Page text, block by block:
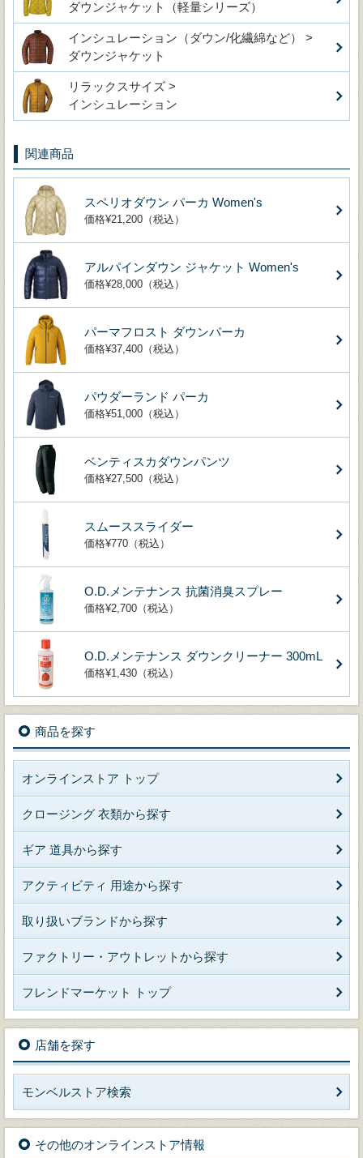
ダウンジャケット（軽量シリーズ）
インシュレーション（ダウン/化繊綿など） >
ダウンジャケット
リラックスサイズ >
インシュレーション
関連商品
スペリオダウン パーカ Women's
価格¥21,200（税込）
アルパインダウン ジャケット Women's
価格¥28,000（税込）
パーマフロスト ダウンパーカ
価格¥37,400（税込）
パウダーランド パーカ
価格¥51,000（税込）
ベンティスカダウンパンツ
価格¥27,500（税込）
スムーススライダー
価格¥770（税込）
O.D.メンテナンス 抗菌消臭スプレー
価格¥2,700（税込）
O.D.メンテナンス ダウンクリーナー 300mL
価格¥1,430（税込）
商品を探す
オンラインストア トップ
クロージング 衣類から探す
ギア 道具から探す
アクティビティ 用途から探す
取り扱いブランドから探す
ファクトリー・アウトレットから探す
フレンドマーケット トップ
店舗を探す
モンベルストア検索
その他のオンラインストア情報